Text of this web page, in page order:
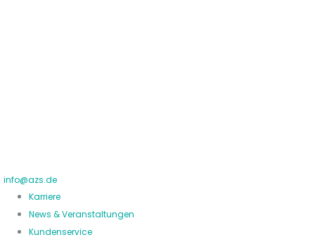
info@azs.de
Karriere
News & Veranstaltungen
Kundenservice